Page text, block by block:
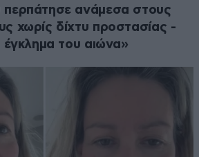
ανάμεσα στους
χωρίς δίχτυ προστασίας -
έγκλημα του αιώνα»